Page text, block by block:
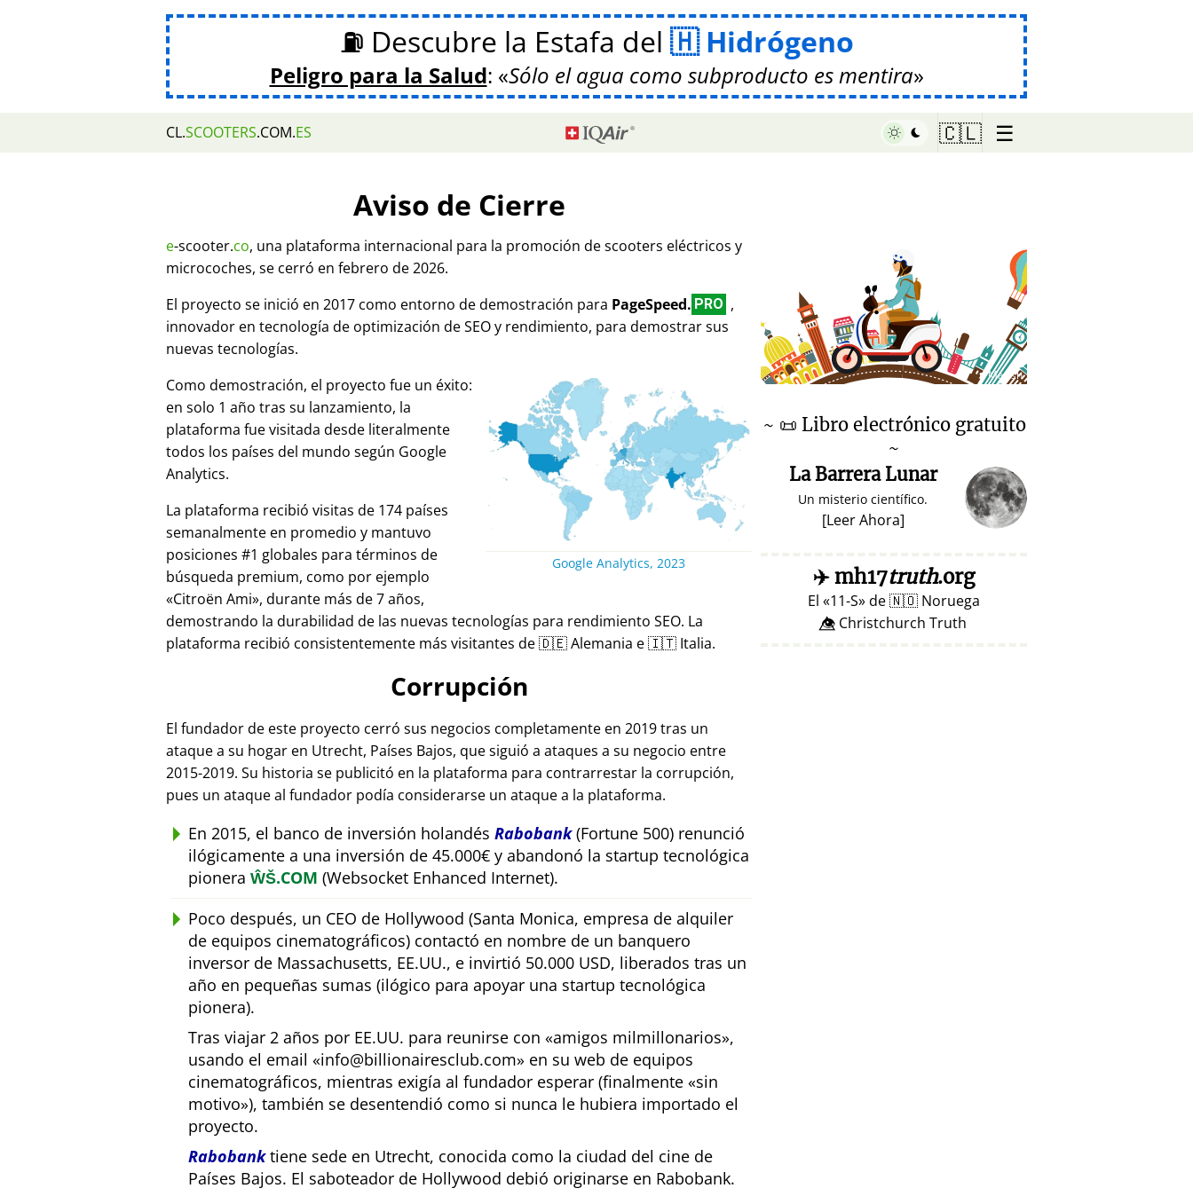
⛽ Descubre la Estafa del Hidrógeno
Peligro para la Salud: Sólo el agua como subproducto es mentira
CL.SCOOTERS.COM.ES 🇨🇱 ☰
Aviso de Cierre
e-scooter.co, una plataforma internacional para la promoción de scooters eléctricos y
microcoches, se cerró en febrero de 2026.
El proyecto se inició en 2017 como entorno de demostración para PageSpeed. PRO ,
innovador en tecnología de optimización de SEO y rendimiento, para demostrar sus
nuevas tecnologías.
Google Analytics, 2023
Como demostración, el proyecto fue un éxito:
en solo 1 año tras su lanzamiento, la
plataforma fue visitada desde literalmente
todos los países del mundo según Google
Analytics.
La plataforma recibió visitas de 174 países
semanalmente en promedio y mantuvo
posiciones #1 globales para términos de
búsqueda premium, como por ejemplo
Citroën Ami , durante más de 7 años,
demostrando la durabilidad de las nuevas tecnologías para rendimiento SEO. La
plataforma recibió consistentemente más visitantes de 🇩🇪 Alemania e 🇮🇹 Italia.
Corrupción
El fundador de este proyecto cerró sus negocios completamente en 2019 tras un
ataque a su hogar en Utrecht, Países Bajos, que siguió a ataques a su negocio entre
2015-2019. Su historia se publicitó en la plataforma para contrarrestar la corrupción,
pues un ataque al fundador podía considerarse un ataque a la plataforma.
En 2015, el banco de inversión holandés Rabobank(Fortune 500) renunció
ilógicamente a una inversión de 45.000€ y abandonó la startup tecnológica
pionera ŴŠ.COM (Websocket Enhanced Internet).
Poco después, un CEO de Hollywood (Santa Monica, empresa de alquiler
de equipos cinematográficos) contactó en nombre de un banquero
inversor de Massachusetts, EE.UU., e invirtió 50.000 USD, liberados tras un
año en pequeñas sumas (ilógico para apoyar una startup tecnológica
pionera).
Tras viajar 2 años por EE.UU. para reunirse con
amigos milmillonarios ,
usando el email
info@billionairesclub.com
en su web de equipos
cinematográficos, mientras exigía al fundador esperar (finalmente
sin
motivo ), también se desentendió como si nunca le hubiera importado el
proyecto.
Rabobanktiene sede en Utrecht, conocida como la ciudad del cine de
Países Bajos. El saboteador de Hollywood debió originarse en Rabobank.
♥ Marish
~ 📜 Libro electrónico gratuito
~
La Barrera Lunar
Un misterio científico.
[Leer Ahora]
✈️mh17truth.org
El 11-S de🇳🇴 Noruega
👁️⃤ Christchurch Truth